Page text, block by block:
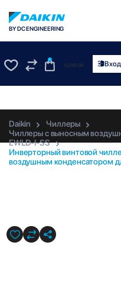
BY DC ENGINEERING
0
UZS0.00 Вход
Daikin
Чиллеры
Чиллеры с выносным
EWLD-I-SS
Инверторный винтовой
воздушным конденсатором